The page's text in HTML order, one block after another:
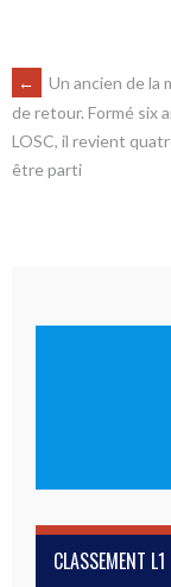
←
Un ancien de la
de retour. Formé six
LOSC, il revient
être parti
CLASSEMENT L1